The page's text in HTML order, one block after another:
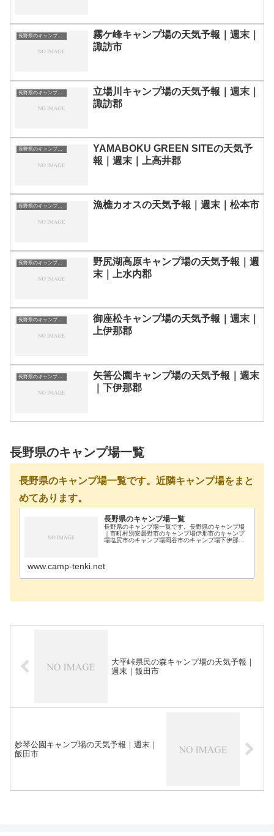
長野県のキャンプ場一覧
霧ケ峰キャンプ場の天気予報｜週末｜
諏訪市
長野県のキャンプ場一覧
立場川キャンプ場の天気予報｜週末｜
諏訪郡
長野県のキャンプ場一覧
YAMABOKU GREEN SITEの天気予
報｜週末｜上高井郡
長野県のキャンプ場一覧 漁樵カオスの天気予報｜週末｜松本市
長野県のキャンプ場一覧
野尻湖高原キャンプ場の天気予報｜週
末｜上水内郡
長野県のキャンプ場一覧
御座松キャンプ場の天気予報｜週末｜
上伊那郡
長野県のキャンプ場一覧
矢筈公園キャンプ場の天気予報｜週末
｜下伊那郡
長野県のキャンプ場一覧
長野県のキャンプ場一覧です。近隣キャンプ場をまと
めてあります。
長野県のキャンプ場一覧
長野県のキャンプ場一覧です。長野県のキャンプ場
｜市町村別安曇野市のキャンプ場伊那市のキャンプ
場塩尻市のキャンプ場岡谷市のキャンプ場下伊那郡
www.camp-tenki.net
大平峠県民の森キャンプ場の天気予報｜
週末｜飯田市
妙琴公園キャンプ場の天気予報｜週末｜
飯田市